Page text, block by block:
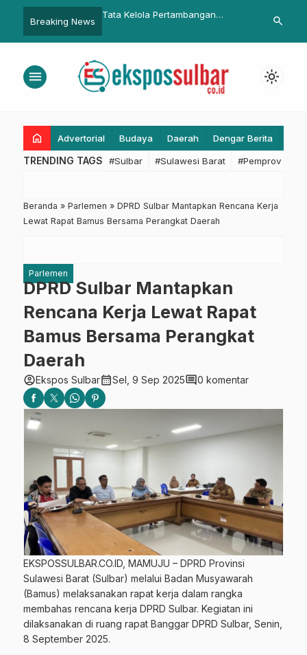
Breaking News
Tata Kelola Pertambangan
Rapat Evaluasi Dokumen
Grup
Dinsos
search
menu light_mode
home Advertorial Budaya Daerah Dengar Berita
TRENDING TAGS #Sulbar #Sulawesi Barat #Pemprov
Beranda » Parlemen » DPRD Sulbar Mantapkan Rencana Kerja
Lewat Rapat Bamus Bersama Perangkat Daerah
Parlemen
DPRD Sulbar Mantapkan
Rencana Kerja Lewat Rapat
Bamus Bersama Perangkat
Daerah
account_circleEkspos Sulbarcalendar_monthSel, 9 Sep 2025comment0 komentar
EKSPOSSULBAR.CO.ID, MAMUJU – DPRD Provinsi
Sulawesi Barat (Sulbar) melalui Badan Musyawarah
(Bamus) melaksanakan rapat kerja dalam rangka
membahas rencana kerja DPRD Sulbar. Kegiatan ini
dilaksanakan di ruang rapat Banggar DPRD Sulbar, Senin,
8 September 2025.